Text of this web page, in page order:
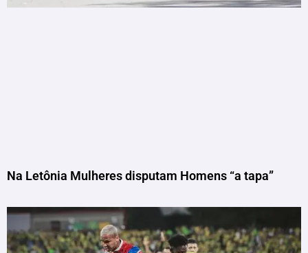
Na Letônia Mulheres disputam Homens “a tapa”